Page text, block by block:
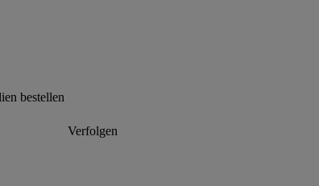
bestellen
Verfolgen